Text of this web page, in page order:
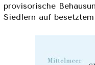
provisorische
Siedlern auf